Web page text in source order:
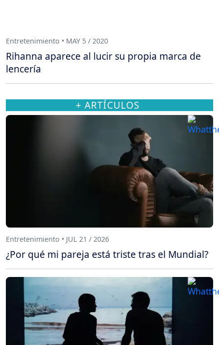
Entretenimiento • MAY 5 / 2020
Rihanna aparece al lucir su propia marca de
lencería
+ ARTÍCULOS
Entretenimiento • JUL 21 / 2026
¿Por qué mi pareja está triste tras el Mundial?